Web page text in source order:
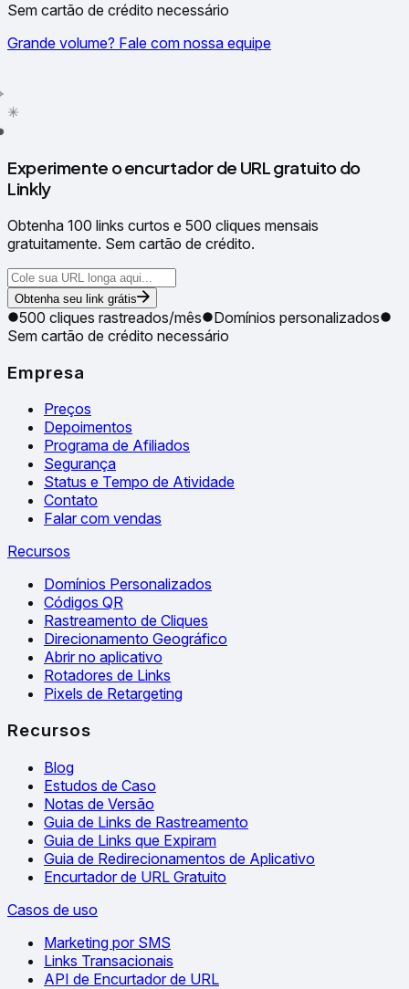
Sem cartão de crédito necessário
Grande volume? Fale com nossa equipe
✳
Experimente o encurtador de URL gratuito do
Linkly
Obtenha 100 links curtos e 500 cliques mensais
gratuitamente. Sem cartão de crédito.
Obtenha seu link grátis
500 cliques rastreados/mês
Domínios personalizados
Sem cartão de crédito necessário
Empresa
Preços
Depoimentos
Programa de Afiliados
Segurança
Status e Tempo de Atividade
Contato
Falar com vendas
Recursos
Domínios Personalizados
Códigos QR
Rastreamento de Cliques
Direcionamento Geográfico
Abrir no aplicativo
Rotadores de Links
Pixels de Retargeting
Recursos
Blog
Estudos de Caso
Notas de Versão
Guia de Links de Rastreamento
Guia de Links que Expiram
Guia de Redirecionamentos de Aplicativo
Encurtador de URL Gratuito
Casos de uso
Marketing por SMS
Links Transacionais
API de Encurtador de URL